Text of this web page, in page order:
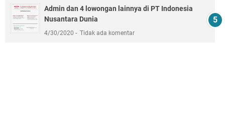
Admin dan 4 lowongan lainnya di PT Indonesia
Nusantara Dunia
4/30/2020 Tidak ada komentar